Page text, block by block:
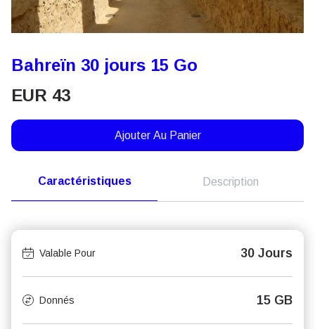
Bahreïn 30 jours 15 Go
EUR 43
Ajouter Au Panier
Caractéristiques Description
Valable Pour 30 Jours
Donnés 15 GB